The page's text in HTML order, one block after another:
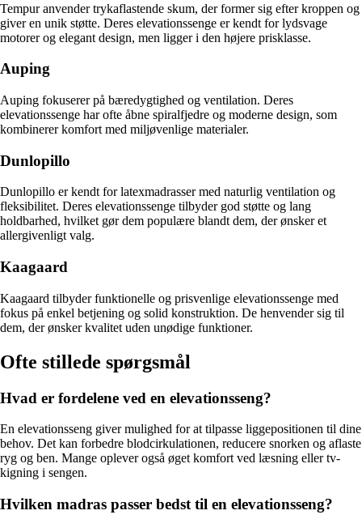
Tempur anvender trykaflastende skum, der former sig efter kroppen og
giver en unik støtte. Deres elevationssenge er kendt for lydsvage
motorer og elegant design, men ligger i den højere prisklasse.
Auping
Auping fokuserer på bæredygtighed og ventilation. Deres
elevationssenge har ofte åbne spiralfjedre og moderne design, som
kombinerer komfort med miljøvenlige materialer.
Dunlopillo
Dunlopillo er kendt for latexmadrasser med naturlig ventilation og
fleksibilitet. Deres elevationssenge tilbyder god støtte og lang
holdbarhed, hvilket gør dem populære blandt dem, der ønsker et
allergivenligt valg.
Kaagaard
Kaagaard tilbyder funktionelle og prisvenlige elevationssenge med
fokus på enkel betjening og solid konstruktion. De henvender sig til
dem, der ønsker kvalitet uden unødige funktioner.
Ofte stillede spørgsmål
Hvad er fordelene ved en elevationsseng?
En elevationsseng giver mulighed for at tilpasse liggepositionen til dine
behov. Det kan forbedre blodcirkulationen, reducere snorken og aflaste
ryg og ben. Mange oplever også øget komfort ved læsning eller tv-
kigning i sengen.
Hvilken madras passer bedst til en elevationsseng?